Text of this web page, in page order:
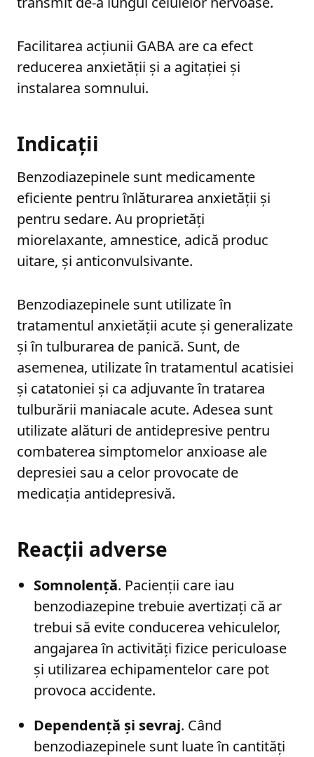
Facilitarea acțiunii GABA are ca efect
reducerea anxietății și a agitației și
instalarea somnului.
Indicații
Benzodiazepinele sunt medicamente
eficiente pentru înlăturarea anxietății și
pentru sedare. Au proprietăți
miorelaxante, amnestice, adică produc
uitare, și anticonvulsivante.
Benzodiazepinele sunt utilizate în
tratamentul anxietății acute și generalizate
și în tulburarea de panică. Sunt, de
asemenea, utilizate în tratamentul acatisiei
și catatoniei și ca adjuvante în tratarea
tulburării maniacale acute. Adesea sunt
utilizate alături de antidepresive pentru
combaterea simptomelor anxioase ale
depresiei sau a celor provocate de
medicația antidepresivă.
Reacții adverse
Somnolență. Pacienții care iau
benzodiazepine trebuie avertizați că ar
trebui să evite conducerea vehiculelor,
angajarea în activități fizice periculoase
și utilizarea echipamentelor care pot
provoca accidente.
Dependență și sevraj. Când
benzodiazepinele sunt luate în cantități